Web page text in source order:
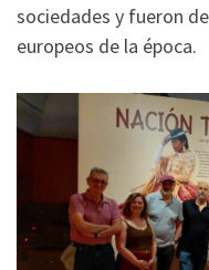
sociedades y fueron
europeos de la época.